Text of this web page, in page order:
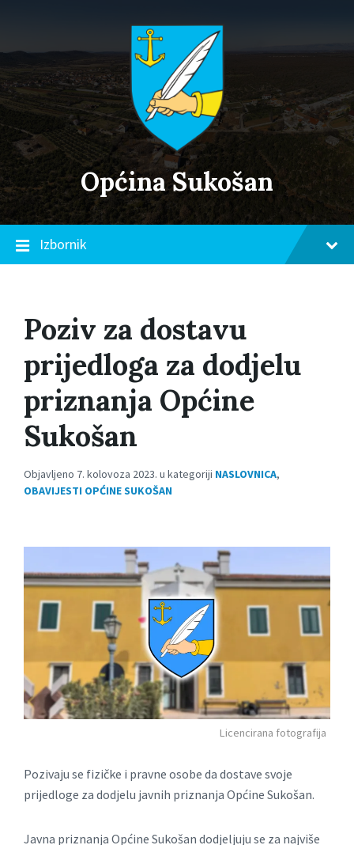
navigation
Općina Sukošan
Izbornik
Poziv za dostavu
prijedloga za dodjelu
priznanja Općine
Sukošan
Objavljeno 7. kolovoza 2023. u kategoriji NASLOVNICA,
OBAVIJESTI OPĆINE SUKOŠAN
Licencirana fotografija
Pozivaju se fizičke i pravne osobe da dostave svoje
prijedloge za dodjelu javnih priznanja Općine Sukošan.
Javna priznanja Općine Sukošan dodjeljuju se za najviše